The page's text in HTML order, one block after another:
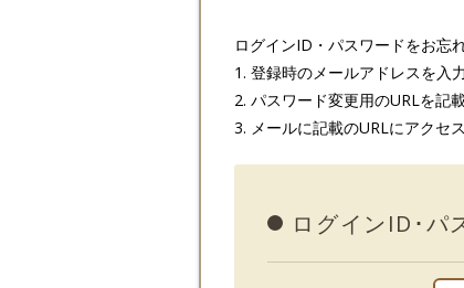
ログインID・パスワードをお忘
1. 登録時のメールアドレスを入
2. パスワード変更用のURLを記
3. メールに記載のURLにアクセ
ログインID･パ